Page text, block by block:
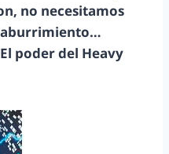
no necesitamos
aburrimiento…
poder del Heavy